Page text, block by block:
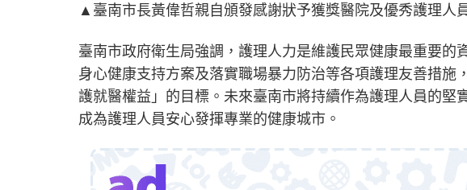
▲臺南市長黃偉哲親自頒發感謝狀予獲獎醫院及優秀護理人
臺南市政府衛生局強調，護理人力是維護民眾健康最重要的
身心健康支持方案及落實職場暴力防治等各項護理友善措施
護就醫權益」的目標。未來臺南市將持續作為護理人員的堅
成為護理人員安心發揮專業的健康城市。